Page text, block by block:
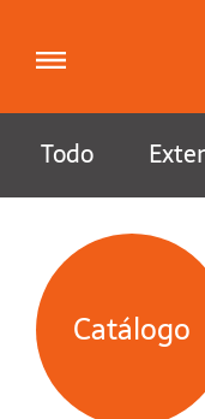
Todo
Catálogo